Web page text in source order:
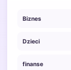
Biznes
Dzieci
finanse